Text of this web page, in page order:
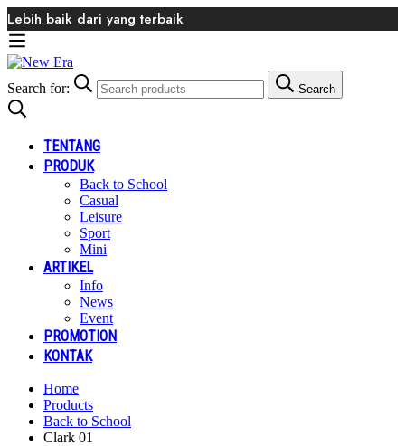
Lebih baik dari yang terbaik
Search for: Search
TENTANG
PRODUK
Back to School
Casual
Leisure
Sport
Mini
ARTIKEL
Info
News
Event
PROMOTION
KONTAK
Home
Products
Back to School
Clark 01